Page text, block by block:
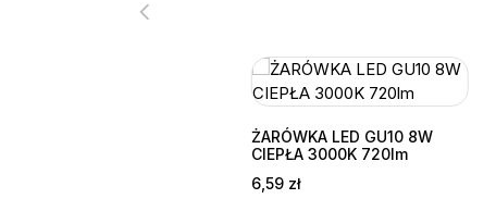
ŻARÓWKA LED GU10 8W
CIEPŁA 3000K 720lm
Cena
6,59 zł